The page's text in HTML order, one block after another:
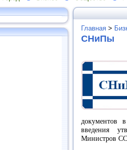
Главная >
СНиПы
документов
введения
Министров